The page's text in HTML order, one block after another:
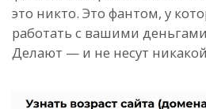
это никто. Это фантом, у
работать с вашими
Делают — и не несут